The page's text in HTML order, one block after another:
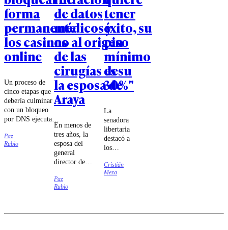
forma
permanente
los casinos
online
Un proceso de
cinco etapas que
debería culminar
con un bloqueo
por DNS ejecutado
por las compañías
de
telecomunicaciones
Paz
Rubio
de datos
médicos y
no al origen
de las
cirugías de
la esposa de
Araya
En menos de
tres años, la
esposa del
general
director de
se sometió a
cuatro
Paz
Rubio
tener
éxito, su
piso
mínimo
es su
30%"
La
senadora
libertaria
destacó a
los
Jorge
Quiroz e
la batalla
Cristián
Meza